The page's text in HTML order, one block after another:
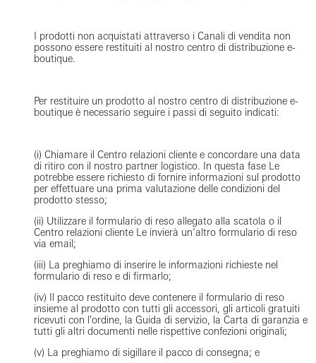
I prodotti non acquistati attraverso i Canali di vendita non
possono essere restituiti al nostro centro di distribuzione e-
boutique.
Per restituire un prodotto al nostro centro di distribuzione e-
boutique è necessario seguire i passi di seguito indicati:
(i) Chiamare il Centro relazioni cliente e concordare una data
di ritiro con il nostro partner logistico. In questa fase Le
potrebbe essere richiesto di fornire informazioni sul prodotto
per effettuare una prima valutazione delle condizioni del
prodotto stesso;
(ii) Utilizzare il formulario di reso allegato alla scatola o il
Centro relazioni cliente Le invierà un’altro formulario di reso
via email;
(iii) La preghiamo di inserire le informazioni richieste nel
formulario di reso e di firmarlo;
(iv) Il pacco restituito deve contenere il formulario di reso
insieme al prodotto con tutti gli accessori, gli articoli gratuiti
ricevuti con l'ordine, la Guida di servizio, la Carta di garanzia e
tutti gli altri documenti nelle rispettive confezioni originali;
(v) La preghiamo di sigillare il pacco di consegna; e